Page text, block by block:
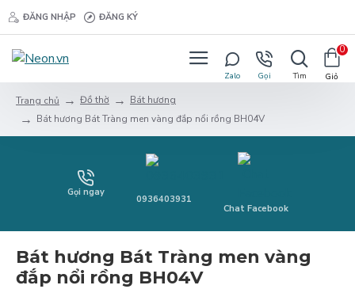
ĐĂNG NHẬP ĐĂNG KÝ
0
Trang chủ Đồ thờ
Bát hương
Bát hương Bát Tràng men vàng đắp nổi rồng BH04V
Gọi ngay
0936403931
Chat Facebook
Bát hương Bát Tràng men vàng
đắp nổi rồng BH04V